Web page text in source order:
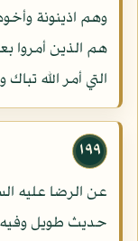
هم الذين أمروا
التي أمر الله
١٩٩
عن الرضا عليه
حديث طويل